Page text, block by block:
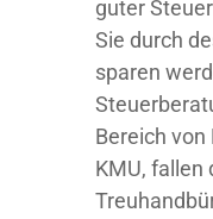
guter
Sie durch
sparen
Bereich
KMU, fallen